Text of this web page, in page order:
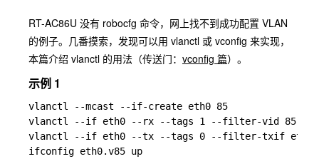
RT-AC86U 没有 robocfg 命令，网上找不到成功配置 VLAN
的例子。几番摸索，发现可以用 vlanctl 或 vconfig 来实现，
本篇介绍 vlanctl 的用法（传送门： vconfig 篇）。
示例 1
vlanctl --mcast --if-create eth0 85
vlanctl --if eth0 --rx --tags 1 --filter-vid 85 0 --
vlanctl --if eth0 --tx --tags 0 --filter-txif